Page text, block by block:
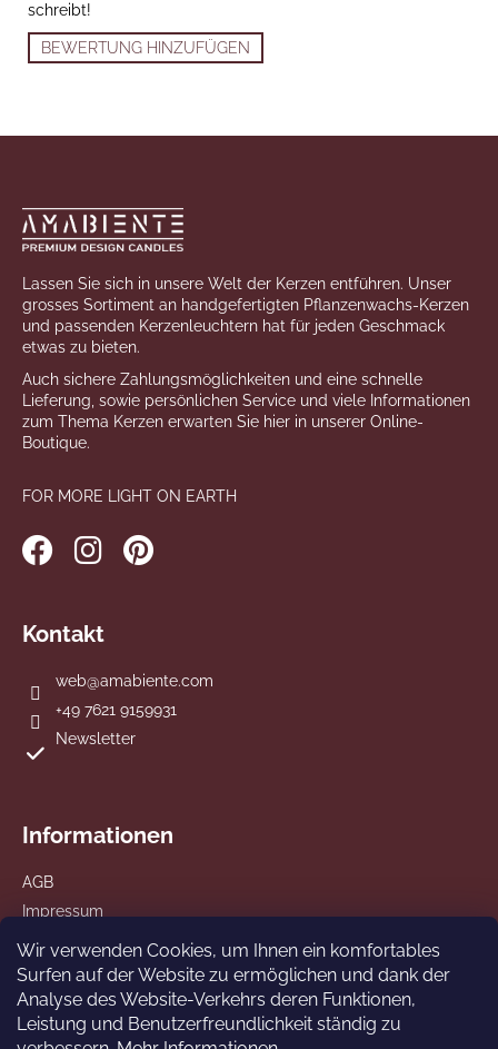
Wir verwenden Cookies, um Ihnen ein komfortables
Surfen auf der Website zu ermöglichen und dank der
Analyse des Website-Verkehrs deren Funktionen,
Leistung und Benutzerfreundlichkeit ständig zu
schreibt!
BEWERTUNG HINZUFÜGEN
Lassen Sie sich in unsere Welt der Kerzen entführen. Unser
grosses Sortiment an handgefertigten Pflanzenwachs-Kerzen
und passenden Kerzenleuchtern hat für jeden Geschmack
etwas zu bieten.
Auch sichere Zahlungsmöglichkeiten und eine schnelle
Lieferung, sowie persönlichen Service und viele Informationen
zum Thema Kerzen erwarten Sie hier in unserer Online-
Boutique.
FOR MORE LIGHT ON EARTH
Kontakt
web@amabiente.com
+49 7621 9159931
Newsletter
Informationen
AGB
Impressum
Datenschutz
Versand und Zahlung